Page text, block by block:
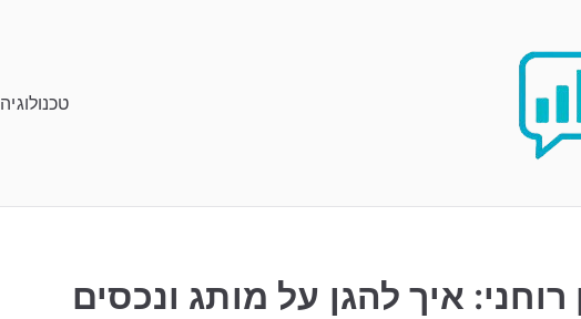
טכנולוגיה
רוחני: איך להגן על מותג ונכסים